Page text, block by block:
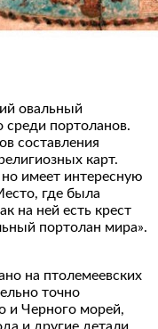
овальный
среди портоланов.
составления
карт.
имеет интересную
где была
на ней есть крест
портолан мира».
на птолемеевских
точно
и Черного морей,
и другие детали